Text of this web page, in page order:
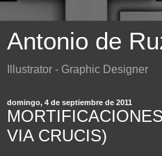
Antonio de
Illustrator - Graphic Designer
domingo, 4 de septiembre de 2011
VIA CRUCIS)